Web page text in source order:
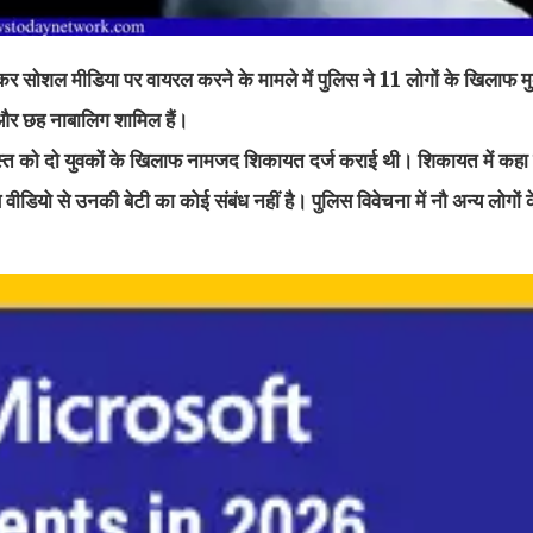
सोशल मीडिया पर वायरल करने के मामले में पुलिस ने 11 लोगों के खिलाफ
छह नाबालिग शामिल हैं।
को दो युवकों के खिलाफ नामजद शिकायत दर्ज कराई थी। शिकायत में
से उनकी बेटी का कोई संबंध नहीं है। पुलिस विवेचना में नौ अन्य लोगों